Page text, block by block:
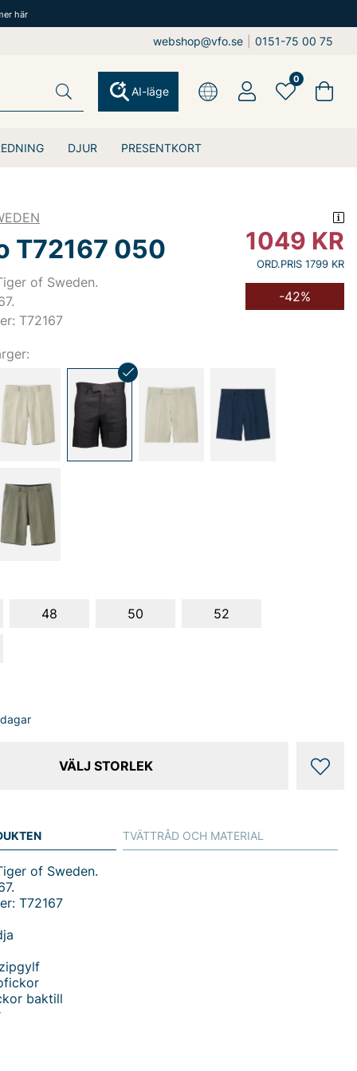
här
webshop@vfo.se 0151-75 00 75
DJUR PRESENTKORT
AI-läge
0
T72167 050
of Sweden.
T72167
1049 KR
ORD.PRIS 1799 KR
-42%
48 50 52
VÄLJ STORLEK
of Sweden.
T72167
baktill
TVÄTTRÅD OCH MATERIAL